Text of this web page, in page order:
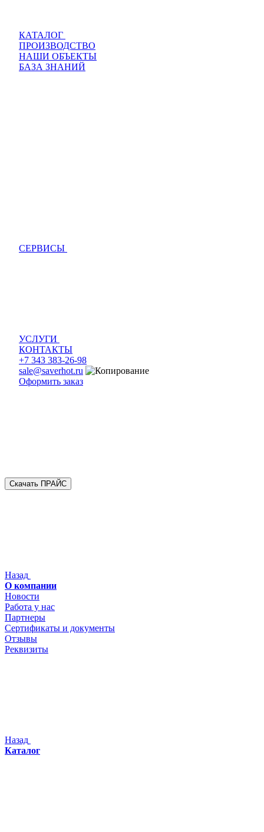
КАТАЛОГ
ПРОИЗВОДСТВО
НАШИ ОБЪЕКТЫ
БАЗА ЗНАНИЙ
СЕРВИСЫ
УСЛУГИ
КОНТАКТЫ
+7 343 383-26-98
sale@saverhot.ru
Оформить заказ
Скачать ПРАЙС
Назад
О компании
Новости
Работа у нас
Партнеры
Сертификаты и документы
Отзывы
Реквизиты
Назад
Каталог